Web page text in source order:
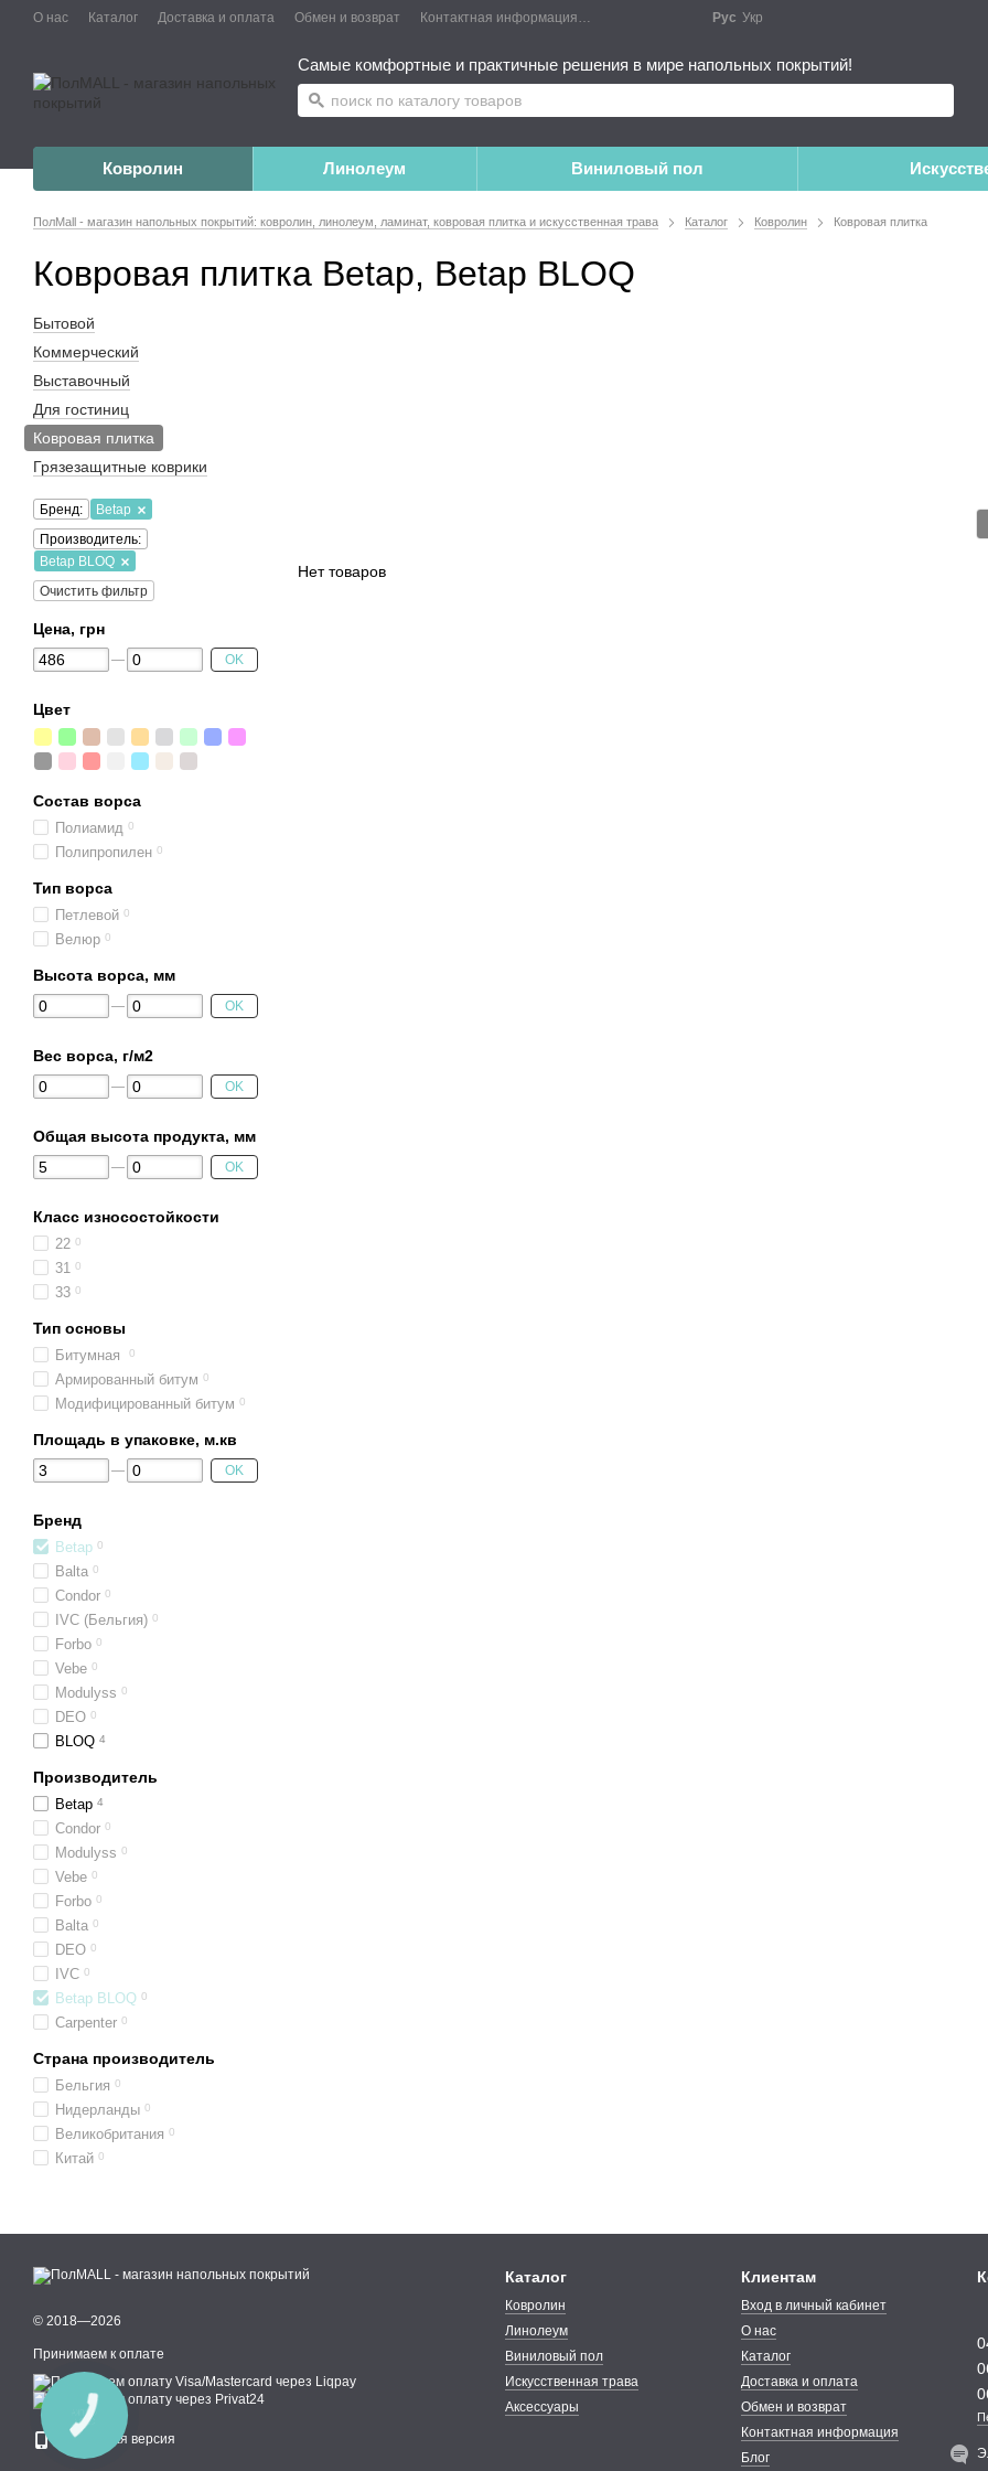
О нас Каталог Доставка и оплата Обмен и возврат Контактная информация Публичный договор
Рус Укр
Самые комфортные и практичные решения в мире напольных покрытий!
Ковролин Линолеум Виниловый пол
ПолMall - магазин напольных покрытий: ковролин, линолеум, ламинат, ковровая плитка и искусственная трава Каталог Ковролин Ковровая плитка
Ковровая плитка Betap, Betap BLOQ
Нет товаров
Бытовой
Коммерческий
Выставочный
Для гостиниц
Ковровая плитка
Грязезащитные коврики
Бренд:
Betap
Производитель:
Betap BLOQ
Очистить фильтр
Цена, грн
OK
Цвет
Состав ворса
Полиамид 0
Полипропилен 0
Тип ворса
Петлевой 0
Велюр 0
Высота ворса, мм
OK
Вес ворса, г/м2
OK
Общая высота продукта, мм
OK
Класс износостойкости
22 0
31 0
33 0
Тип основы
Битумная 0
Армированный битум 0
Модифицированный битум 0
Площадь в упаковке, м.кв
OK
Бренд
Betap 0
Balta 0
Condor 0
IVC (Бельгия) 0
Forbo 0
Vebe 0
Modulyss 0
DEO 0
BLOQ 4
Производитель
Betap 4
Condor 0
Modulyss 0
Vebe 0
Forbo 0
Balta 0
DEO 0
IVC 0
Betap BLOQ 0
Carpenter 0
Страна производитель
Бельгия 0
Нидерланды 0
Великобритания 0
Китай 0
© 2018—2026
Принимаем к оплате
Мобильная версия
Каталог
Ковролин
Линолеум
Виниловый пол
Искусственная трава
Аксессуары
Клиентам
Вход в личный кабинет
О нас
Каталог
Доставка и оплата
Обмен и возврат
Контактная информация
Блог
КНОПКА
СВЯЗИ